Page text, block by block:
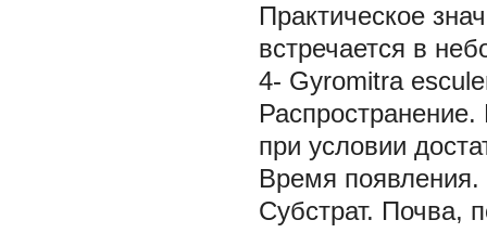
Практическое
встречается в
4- Gyromitra
Распространение.
при условии
Время появления.
Субстрат. Почва,